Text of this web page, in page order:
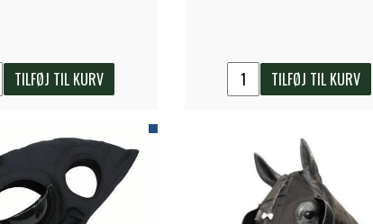
TILFØJ TIL KURV TILFØJ TIL KURV